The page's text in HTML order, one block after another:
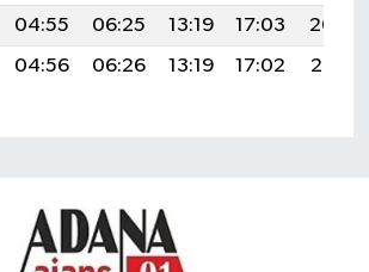
04:55 06:25 13:19 17:03
20:04
04:56 06:26 13:19 17:02 20:02